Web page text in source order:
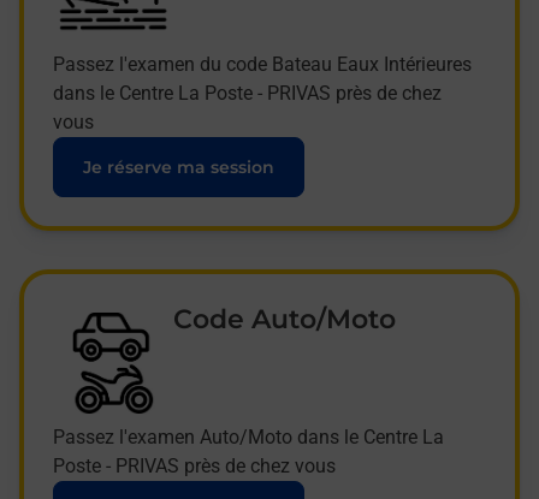
Passez l'examen du code Bateau Eaux Intérieures
dans le Centre La Poste - PRIVAS près de chez
vous
Je réserve ma session
Code Auto/Moto
Passez l'examen Auto/Moto dans le Centre La
Poste - PRIVAS près de chez vous